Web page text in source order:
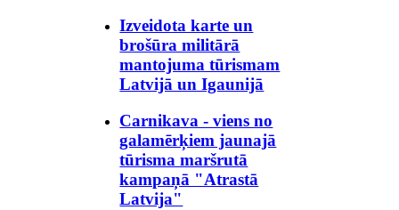
Izveidota karte un
brošūra militārā
mantojuma tūrismam
Latvijā un Igaunijā
Carnikava - viens no
galamērķiem jaunajā
tūrisma maršrutā
kampaņā "Atrastā
Latvija"